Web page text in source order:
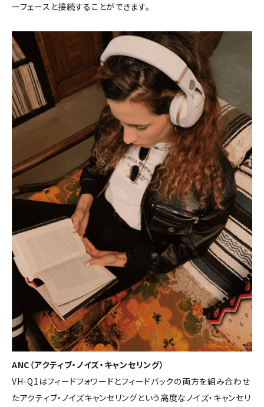
ーフェースと接続することができます。
ANC（アクティブ・ノイズ・キャンセリング）
VH-Q1はフィードフォワードとフィードバックの両方を組み合わせ
たアクティブ・ノイズキャンセリングという高度なノイズ・キャンセリ